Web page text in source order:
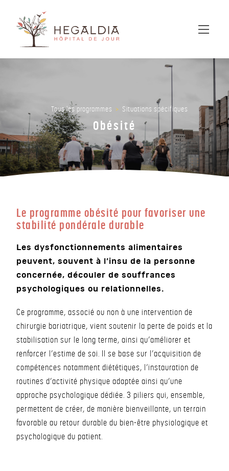
Obésité
Tous les programmes Situations spécifiques
Le programme obésité pour favoriser une
stabilité pondérale durable
Les dysfonctionnements alimentaires
peuvent, souvent à l’insu de la personne
concernée, découler de souffrances
psychologiques ou relationnelles.
Ce programme, associé ou non à une intervention de
chirurgie bariatrique, vient soutenir la perte de poids et la
stabilisation sur le long terme, ainsi qu’améliorer et
renforcer l’estime de soi. Il se base sur l’acquisition de
compétences notamment diététiques, l’instauration de
routines d’activité physique adaptée ainsi qu’une
approche psychologique dédiée. 3 piliers qui, ensemble,
permettent de créer, de manière bienveillante, un terrain
favorable au retour durable du bien-être physiologique et
psychologique du patient.